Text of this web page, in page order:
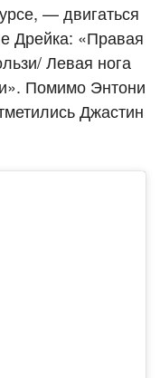
— двигаться
Дрейка: «Правая
Левая нога
Помимо Энтони
Джастин